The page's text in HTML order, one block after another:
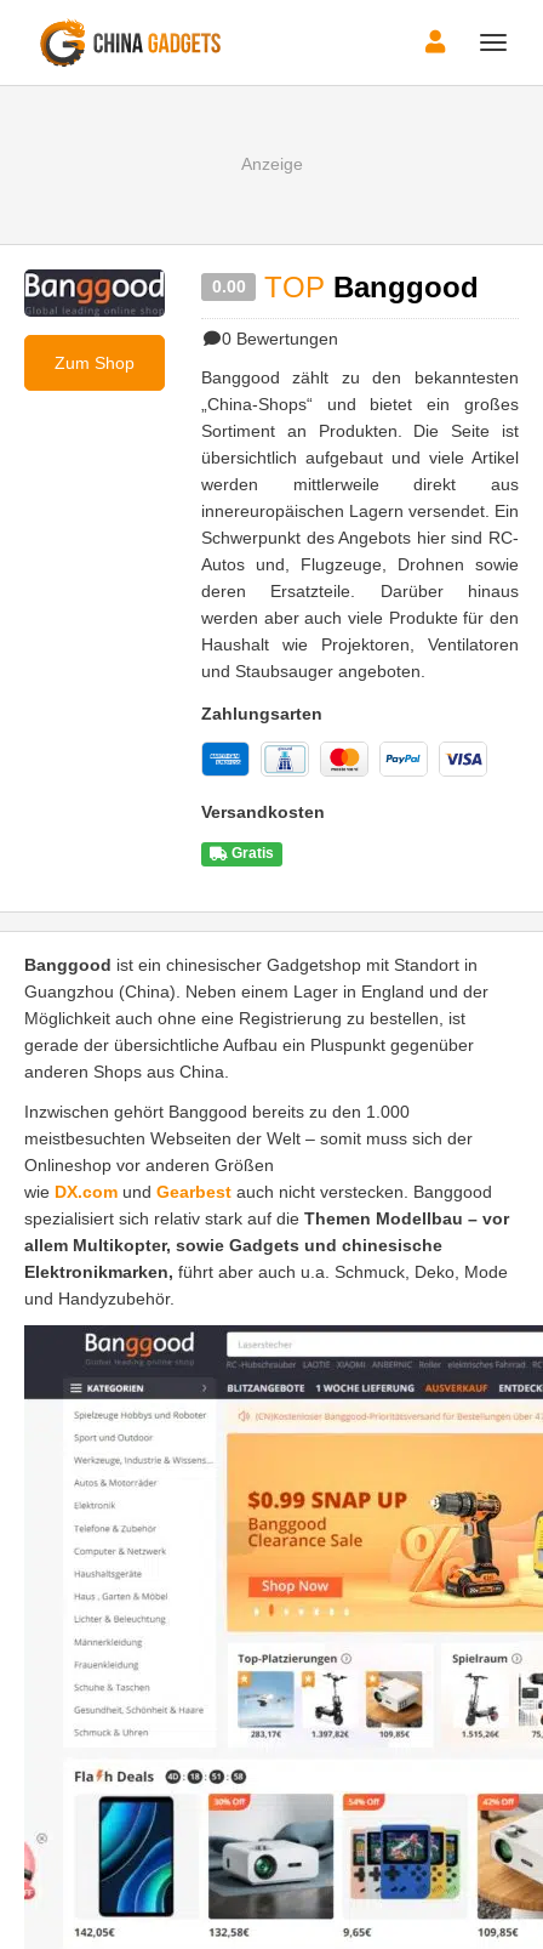
Toggle
Zum Shop
0.00 TOP Banggood
0 Bewertungen
Banggood zählt zu den bekanntesten
„China-Shops“ und bietet ein großes
Sortiment an Produkten. Die Seite ist
übersichtlich aufgebaut und viele Artikel
werden mittlerweile direkt aus
innereuropäischen Lagern versendet. Ein
Schwerpunkt des Angebots hier sind RC-
Autos und, Flugzeuge, Drohnen sowie
deren Ersatzteile. Darüber hinaus
werden aber auch viele Produkte für den
Haushalt wie Projektoren, Ventilatoren
und Staubsauger angeboten.
Zahlungsarten
Versandkosten
Gratis
Banggood ist ein chinesischer Gadgetshop mit Standort in
Guangzhou (China). Neben einem Lager in England und der
Möglichkeit auch ohne eine Registrierung zu bestellen, ist
gerade der übersichtliche Aufbau ein Pluspunkt gegenüber
anderen Shops aus China.
Inzwischen gehört Banggood bereits zu den 1.000
meistbesuchten Webseiten der Welt – somit muss sich der
Onlineshop vor anderen Größen
wie DX.com und Gearbest auch nicht verstecken. Banggood
spezialisiert sich relativ stark auf die Themen Modellbau – vor
allem Multikopter, sowie Gadgets und chinesische
Elektronikmarken, führt aber auch u.a. Schmuck, Deko, Mode
und Handyzubehör.